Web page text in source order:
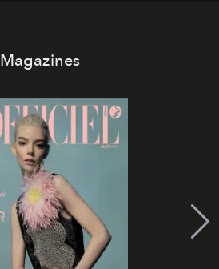
Magazines